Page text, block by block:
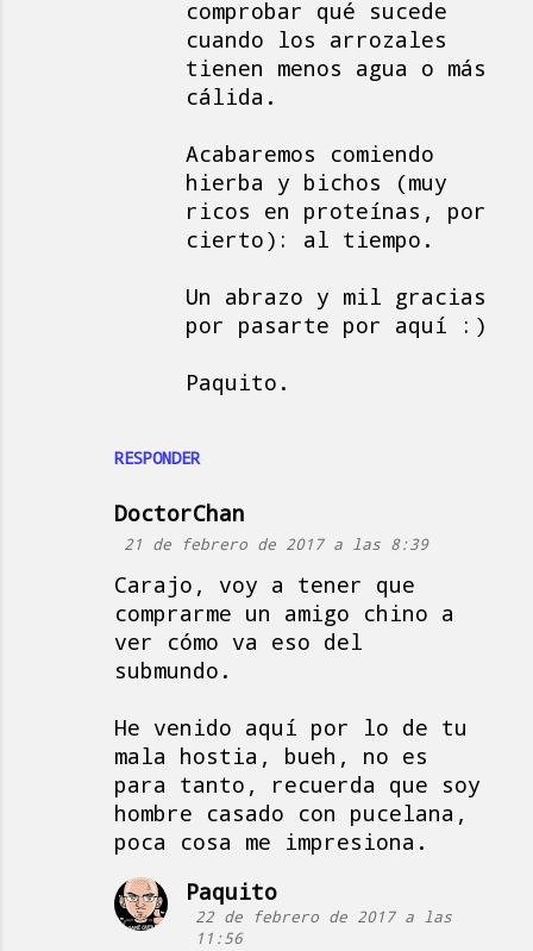
RESPONDER
comprobar qué sucede
cuando los arrozales
tienen menos agua o más
cálida.
Acabaremos comiendo
hierba y bichos (muy
ricos en proteínas, por
cierto): al tiempo.
Un abrazo y mil gracias
por pasarte por aquí :)
Paquito.
DoctorChan
21 de febrero de 2017 a las 8:39
Carajo, voy a tener que
comprarme un amigo chino a
ver cómo va eso del
submundo.
He venido aquí por lo de tu
mala hostia, bueh, no es
para tanto, recuerda que soy
hombre casado con pucelana,
poca cosa me impresiona.
Paquito
22 de febrero de 2017 a las
11:56